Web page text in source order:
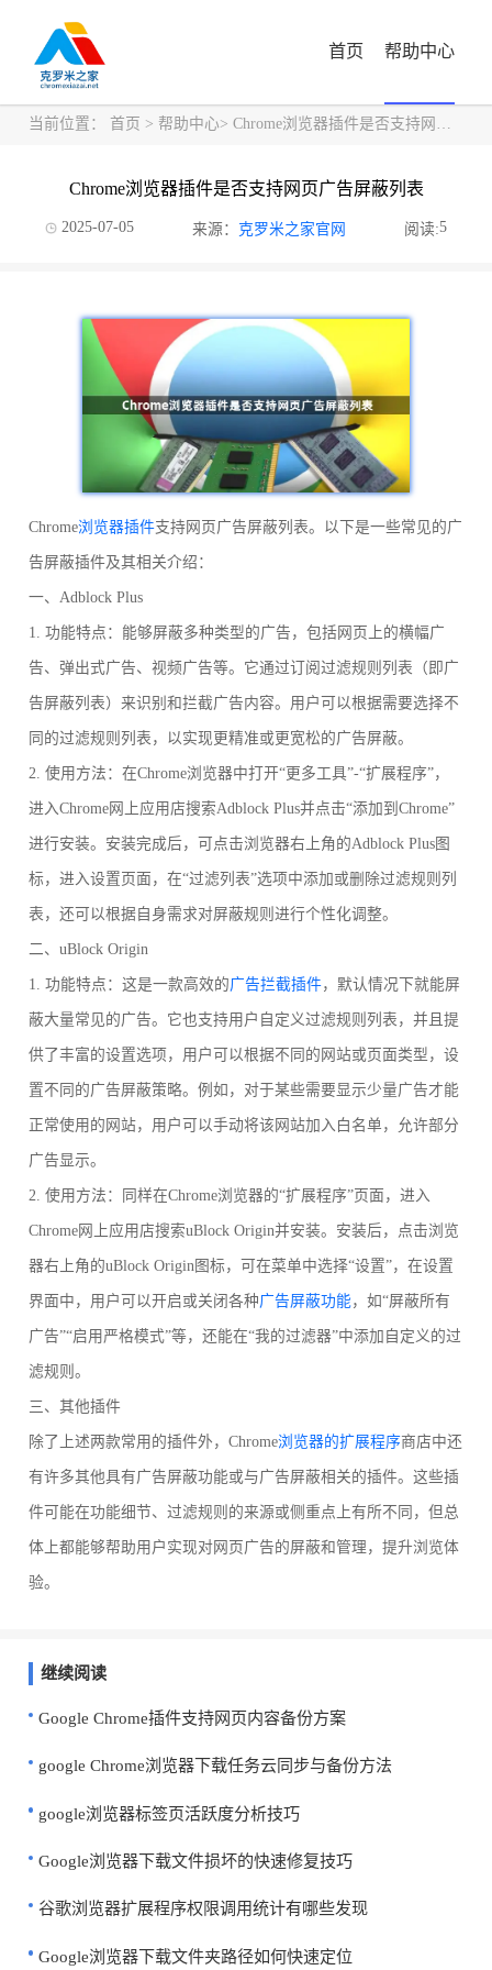
首页 帮助中心
当前位置： 首页 > 帮助中心> Chrome浏览器插件是否支持网页广告屏蔽列表
Chrome浏览器插件是否支持网页广告屏蔽列表
2025-07-05 来源： 克罗米之家官网 阅读:5
Chrome浏览器插件支持网页广告屏蔽列表。以下是一些常见的广
告屏蔽插件及其相关介绍：
一、Adblock Plus
1. 功能特点：能够屏蔽多种类型的广告，包括网页上的横幅广
告、弹出式广告、视频广告等。它通过订阅过滤规则列表（即广
告屏蔽列表）来识别和拦截广告内容。用户可以根据需要选择不
同的过滤规则列表，以实现更精准或更宽松的广告屏蔽。
2. 使用方法：在Chrome浏览器中打开“更多工具”-“扩展程序”，
进入Chrome网上应用店搜索Adblock Plus并点击“添加到Chrome”
进行安装。安装完成后，可点击浏览器右上角的Adblock Plus图
标，进入设置页面，在“过滤列表”选项中添加或删除过滤规则列
表，还可以根据自身需求对屏蔽规则进行个性化调整。
二、uBlock Origin
1. 功能特点：这是一款高效的广告拦截插件，默认情况下就能屏
蔽大量常见的广告。它也支持用户自定义过滤规则列表，并且提
供了丰富的设置选项，用户可以根据不同的网站或页面类型，设
置不同的广告屏蔽策略。例如，对于某些需要显示少量广告才能
正常使用的网站，用户可以手动将该网站加入白名单，允许部分
广告显示。
2. 使用方法：同样在Chrome浏览器的“扩展程序”页面，进入
Chrome网上应用店搜索uBlock Origin并安装。安装后，点击浏览
器右上角的uBlock Origin图标，可在菜单中选择“设置”，在设置
界面中，用户可以开启或关闭各种广告屏蔽功能 ，如“屏蔽所有
广告”“启用严格模式”等，还能在“我的过滤器”中添加自定义的过
滤规则。
三、其他插件
除了上述两款常用的插件外，Chrome浏览器的扩展程序商店中还
有许多其他具有广告屏蔽功能或与广告屏蔽相关的插件。这些插
件可能在功能细节、过滤规则的来源或侧重点上有所不同，但总
体上都能够帮助用户实现对网页广告的屏蔽和管理，提升浏览体
验。
继续阅读
Google Chrome插件支持网页内容备份方案
google Chrome浏览器下载任务云同步与备份方法
google浏览器标签页活跃度分析技巧
Google浏览器下载文件损坏的快速修复技巧
谷歌浏览器扩展程序权限调用统计有哪些发现
Google浏览器下载文件夹路径如何快速定位